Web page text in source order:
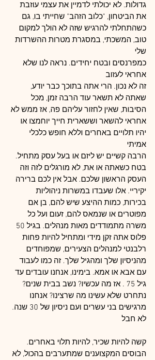
גדולות. לא יכולתי לדמיין את עצמי עוזבת
את הביטחון, "כלוב הזהב" שחייתי בו, גם
כשהתחלתי להרגיש שזה לא הולך למקום
טוב, המשכתי, במסגרת מטרות ההשרדות
שלי
כמפרנסים ובטח יחידים. נראה לנו שלא
אחראי לעזוב
זה לא נכון. הרי אתה בתוכך כבר יודע,
שאתה לא תשאר עוד הרבה זמן, מכל
הסיבות, שאין לחזור עליהם פה, אז ממש לא
אחראי להשאר וששארית חייך יוחמצו או
יהיו תלויים באחרים וללא חופש כלכלי
אמיתי
הרבה קשיים יש ליזם או בעל עסק מתחיל.
בטח כשאתה או את, לא מורגלים לזה וזה
העסק הראשון שלכם. אבל אין לכם ברירה
יקיריי. אלו שעבדו במשרות ניהוליות
בכירות, כמות ההיצע שיש להם, בן אם
מפוטרים או שנמאס להם, זעום ועל כל
פלוס אתה זקן מידי ומתחיל להיות פחות
רלבנטי למנהלים הצעירים, שמפוחדים
מהניסיון שלך ומהגיל שלך. זה כמו לעבוד
עם אבא או אמא. בימינו, אנחנו עובדים עד
גיל 75 . אז מה עכשיו? נשב בבית שנים?
נתחרט שלא עשינו מה שרצינו? אנחנו
מרגישים בני עשרים ועם ניסיון של 30 שנה.
לא חבל
קשה להיות שכיר, להיות תלוי באחרים.
הבוסים המקצוענים שמתערבים בהכול, לא